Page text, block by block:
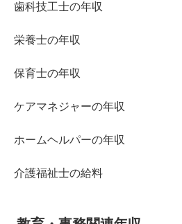
歯科技工士の年収
栄養士の年収
保育士の年収
ケアマネジャーの年収
ホームヘルパーの年収
介護福祉士の給料